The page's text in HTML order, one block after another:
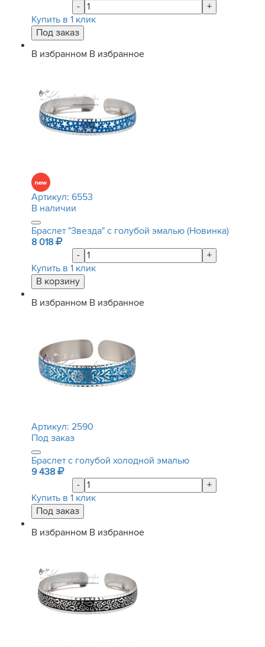
-
+
Купить в 1 клик
В избранном В избранное
Артикул: 6553
В наличии
Браслет "Звезда" с голубой эмалью (Новинка)
8 018
-
+
Купить в 1 клик
В избранном В избранное
Артикул: 2590
Под заказ
Браслет с голубой холодной эмалью
9 438
-
+
Купить в 1 клик
В избранном В избранное